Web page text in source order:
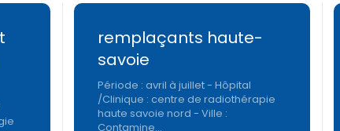
remplaçants haute-
savoie
Période : avril à juillet - Hôpital
/Clinique : centre de radiothérapie
haute savoie nord - Ville :
Contamine…